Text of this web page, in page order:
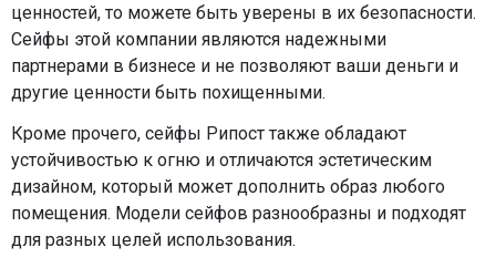
ценностей, то можете быть уверены в их безопасности.
Сейфы этой компании являются надежными
партнерами в бизнесе и не позволяют ваши деньги и
другие ценности быть похищенными.
Кроме прочего, сейфы Рипост также обладают
устойчивостью к огню и отличаются эстетическим
дизайном, который может дополнить образ любого
помещения. Модели сейфов разнообразны и подходят
для разных целей использования.